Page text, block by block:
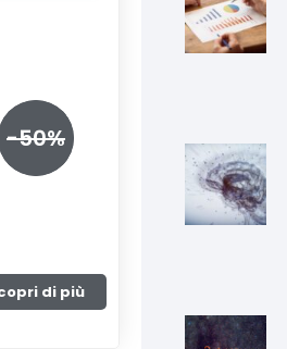
-50%
di più